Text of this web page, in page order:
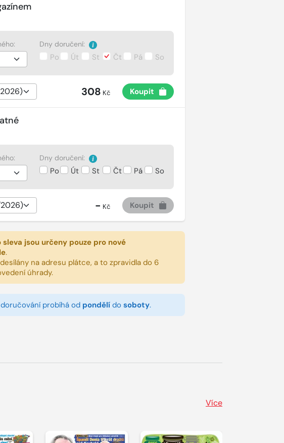
Dny doručení:
Po Út St Čt Pá So
308 Kč Koupit
Dny doručení:
Po Út St Čt Pá So
- Kč Koupit
sleva jsou určeny pouze pro nové
.
na adresu plátce, a to zpravidla do 6
úhrady.
probíhá od pondělído soboty.
Více